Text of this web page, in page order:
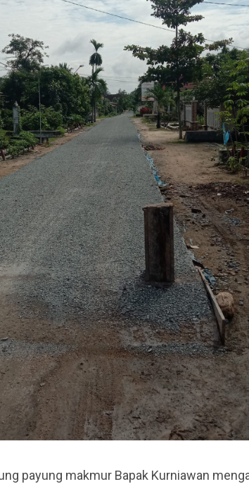
payung makmur Bapak Kurniawan